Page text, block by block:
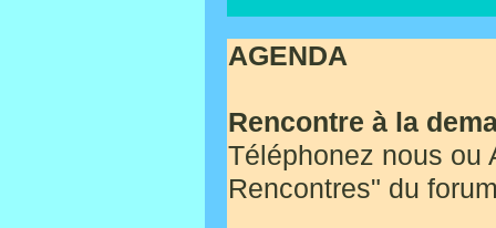
AGENDA
Rencontre à la
Téléphonez nous ou
Rencontres" du